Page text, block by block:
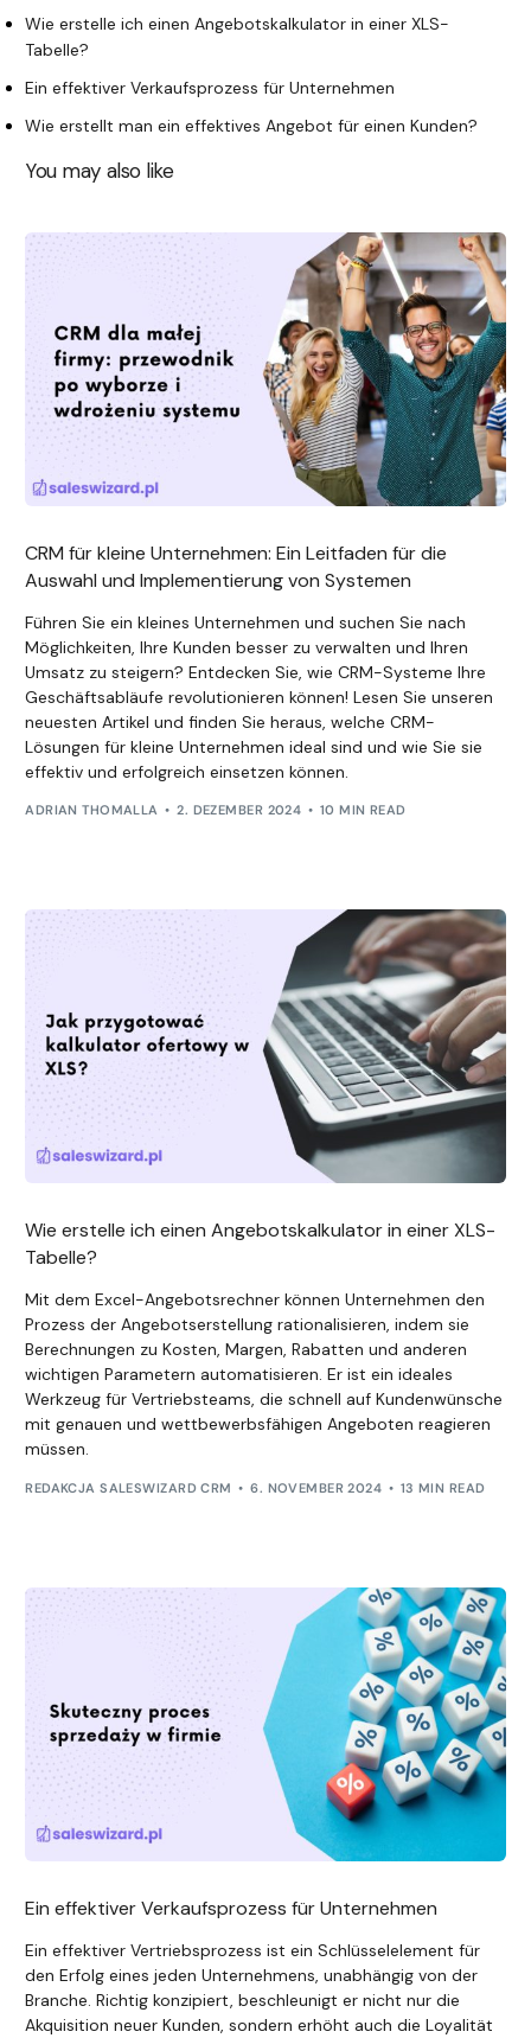
Wie erstelle ich einen Angebotskalkulator in einer XLS-
Tabelle?
Ein effektiver Verkaufsprozess für Unternehmen
Wie erstellt man ein effektives Angebot für einen Kunden?
You may also like
CRM für kleine Unternehmen: Ein Leitfaden für die
Auswahl und Implementierung von Systemen
Führen Sie ein kleines Unternehmen und suchen Sie nach
Möglichkeiten, Ihre Kunden besser zu verwalten und Ihren
Umsatz zu steigern? Entdecken Sie, wie CRM-Systeme Ihre
Geschäftsabläufe revolutionieren können! Lesen Sie unseren
neuesten Artikel und finden Sie heraus, welche CRM-
Lösungen für kleine Unternehmen ideal sind und wie Sie sie
effektiv und erfolgreich einsetzen können.
ADRIAN THOMALLA 2. DEZEMBER 2024 10 MIN READ
Wie erstelle ich einen Angebotskalkulator in einer XLS-
Tabelle?
Mit dem Excel-Angebotsrechner können Unternehmen den
Prozess der Angebotserstellung rationalisieren, indem sie
Berechnungen zu Kosten, Margen, Rabatten und anderen
wichtigen Parametern automatisieren. Er ist ein ideales
Werkzeug für Vertriebsteams, die schnell auf Kundenwünsche
mit genauen und wettbewerbsfähigen Angeboten reagieren
müssen.
REDAKCJA SALESWIZARD CRM 6. NOVEMBER 2024 13 MIN READ
Ein effektiver Verkaufsprozess für Unternehmen
Ein effektiver Vertriebsprozess ist ein Schlüsselelement für
den Erfolg eines jeden Unternehmens, unabhängig von der
Branche. Richtig konzipiert, beschleunigt er nicht nur die
Akquisition neuer Kunden, sondern erhöht auch die Loyalität